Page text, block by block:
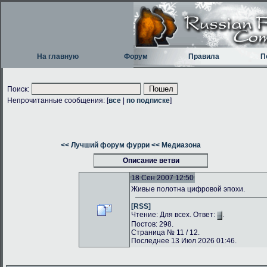
На главную Форум Правила
Поиск:
Непрочитанные сообщения: [все по подписке]
<< Лучший форум фурри << Медиазона
Описание ветви
18 Сен 2007 12:50
Живые полотна цифровой эпохи.
[RSS]
Чтение: Для всех. Ответ:
.
Постов: 298.
Страница № 11 / 12.
Последнее 13 Июл 2026 01:46.